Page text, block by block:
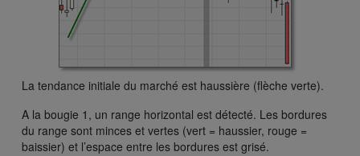
La tendance initiale du marché est haussière (flèche verte).
A la bougie 1, un range horizontal est détecté. Les bordures
du range sont minces et vertes (vert = haussier, rouge =
baissier) et l’espace entre les bordures est grisé.